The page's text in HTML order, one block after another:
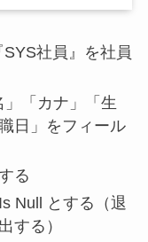
社員』を社員
「カナ」「生
日」をフィール
る
Null とする（退
する）